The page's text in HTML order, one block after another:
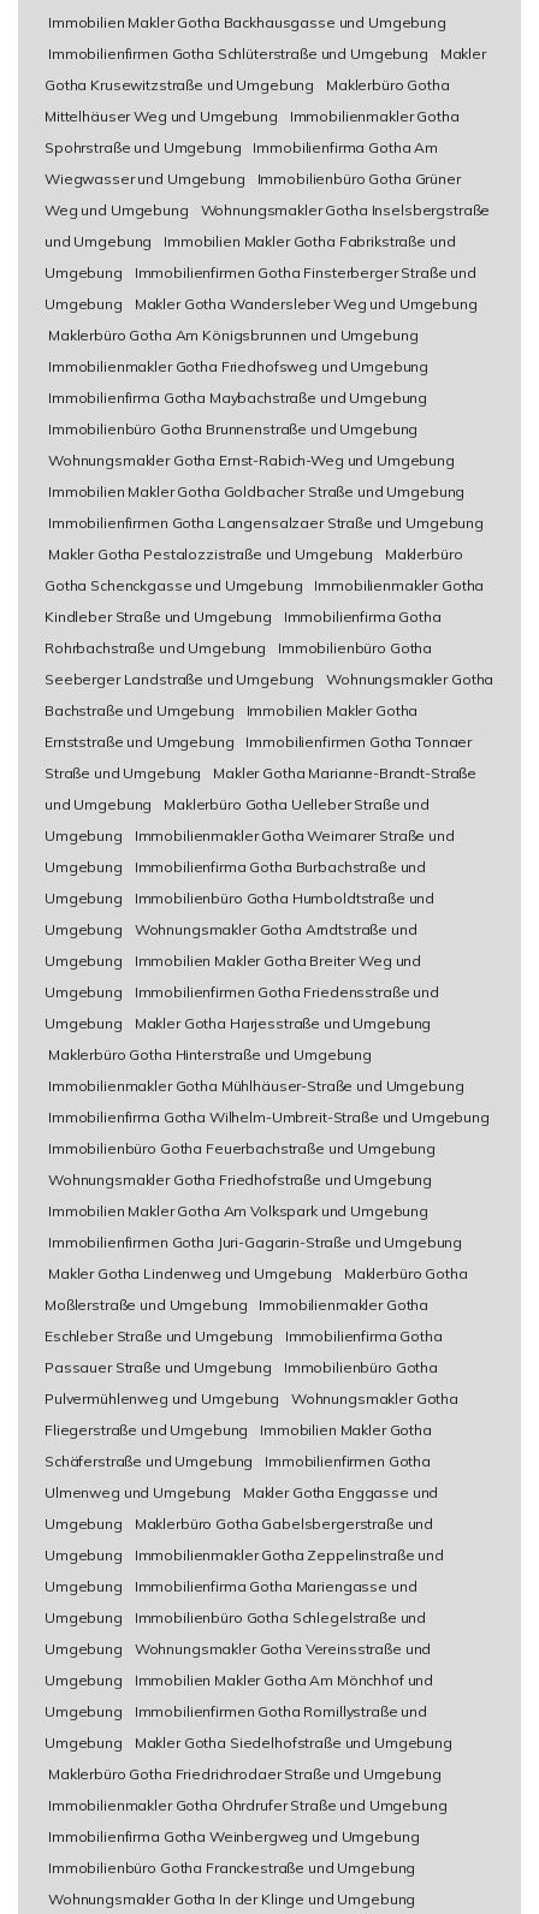
Immobilien Makler Gotha Backhausgasse und Umgebung
Immobilienfirmen Gotha Schlüterstraße und Umgebung
Makler
Gotha Krusewitzstraße und Umgebung
Maklerbüro Gotha
Mittelhäuser Weg und Umgebung
Immobilienmakler Gotha
Spohrstraße und Umgebung
Immobilienfirma Gotha Am
Wiegwasser und Umgebung
Immobilienbüro Gotha Grüner
Weg und Umgebung
Wohnungsmakler Gotha Inselsbergstraße
und Umgebung
Immobilien Makler Gotha Fabrikstraße und
Umgebung
Immobilienfirmen Gotha Finsterberger Straße und
Umgebung
Makler Gotha Wandersleber Weg und Umgebung
Maklerbüro Gotha Am Königsbrunnen und Umgebung
Immobilienmakler Gotha Friedhofsweg und Umgebung
Immobilienfirma Gotha Maybachstraße und Umgebung
Immobilienbüro Gotha Brunnenstraße und Umgebung
Wohnungsmakler Gotha Ernst-Rabich-Weg und Umgebung
Immobilien Makler Gotha Goldbacher Straße und Umgebung
Immobilienfirmen Gotha Langensalzaer Straße und Umgebung
Makler Gotha Pestalozzistraße und Umgebung
Maklerbüro
Gotha Schenckgasse und Umgebung
Immobilienmakler Gotha
Kindleber Straße und Umgebung
Immobilienfirma Gotha
Rohrbachstraße und Umgebung
Immobilienbüro Gotha
Seeberger Landstraße und Umgebung
Wohnungsmakler Gotha
Bachstraße und Umgebung
Immobilien Makler Gotha
Ernststraße und Umgebung
Immobilienfirmen Gotha Tonnaer
Straße und Umgebung
Makler Gotha Marianne-Brandt-Straße
und Umgebung
Maklerbüro Gotha Uelleber Straße und
Umgebung
Immobilienmakler Gotha Weimarer Straße und
Umgebung
Immobilienfirma Gotha Burbachstraße und
Umgebung
Immobilienbüro Gotha Humboldtstraße und
Umgebung
Wohnungsmakler Gotha Arndtstraße und
Umgebung
Immobilien Makler Gotha Breiter Weg und
Umgebung
Immobilienfirmen Gotha Friedensstraße und
Umgebung
Makler Gotha Harjesstraße und Umgebung
Maklerbüro Gotha Hinterstraße und Umgebung
Immobilienmakler Gotha Mühlhäuser-Straße und Umgebung
Immobilienfirma Gotha Wilhelm-Umbreit-Straße und Umgebung
Immobilienbüro Gotha Feuerbachstraße und Umgebung
Wohnungsmakler Gotha Friedhofstraße und Umgebung
Immobilien Makler Gotha Am Volkspark und Umgebung
Immobilienfirmen Gotha Juri-Gagarin-Straße und Umgebung
Makler Gotha Lindenweg und Umgebung
Maklerbüro Gotha
Moßlerstraße und Umgebung
Immobilienmakler Gotha
Eschleber Straße und Umgebung
Immobilienfirma Gotha
Passauer Straße und Umgebung
Immobilienbüro Gotha
Pulvermühlenweg und Umgebung
Wohnungsmakler Gotha
Fliegerstraße und Umgebung
Immobilien Makler Gotha
Schäferstraße und Umgebung
Immobilienfirmen Gotha
Ulmenweg und Umgebung
Makler Gotha Enggasse und
Umgebung
Maklerbüro Gotha Gabelsbergerstraße und
Umgebung
Immobilienmakler Gotha Zeppelinstraße und
Umgebung
Immobilienfirma Gotha Mariengasse und
Umgebung
Immobilienbüro Gotha Schlegelstraße und
Umgebung
Wohnungsmakler Gotha Vereinsstraße und
Umgebung
Immobilien Makler Gotha Am Mönchhof und
Umgebung
Immobilienfirmen Gotha Romillystraße und
Umgebung
Makler Gotha Siedelhofstraße und Umgebung
Maklerbüro Gotha Friedrichrodaer Straße und Umgebung
Immobilienmakler Gotha Ohrdrufer Straße und Umgebung
Immobilienfirma Gotha Weinbergweg und Umgebung
Immobilienbüro Gotha Franckestraße und Umgebung
Wohnungsmakler Gotha In der Klinge und Umgebung